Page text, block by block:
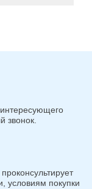
звонок.
условиям покупки